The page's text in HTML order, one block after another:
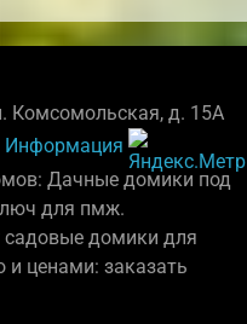
Комсомольская, д. 15А
Информация
Дачные домики под
для пмж.
садовые домики для
и ценами: заказать